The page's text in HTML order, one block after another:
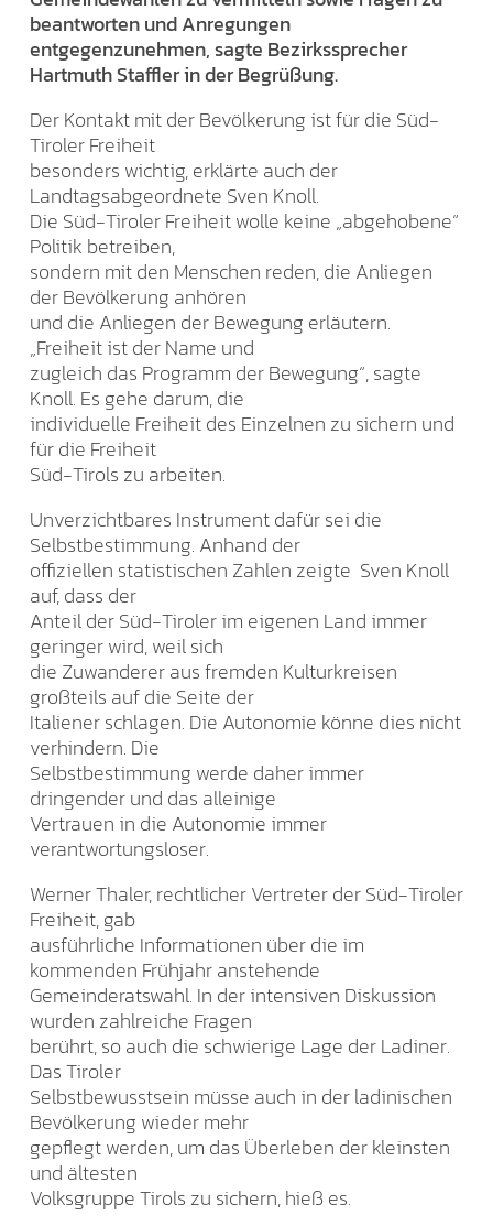
beantworten und Anregungen
entgegenzunehmen, sagte Bezirkssprecher
Hartmuth Staffler in der Begrüßung.
Der Kontakt mit der Bevölkerung ist für die Süd-
Tiroler Freiheit
besonders wichtig, erklärte auch der
Landtagsabgeordnete Sven Knoll.
Die Süd-Tiroler Freiheit wolle keine „abgehobene“
Politik betreiben,
sondern mit den Menschen reden, die Anliegen
der Bevölkerung anhören
und die Anliegen der Bewegung erläutern.
„Freiheit ist der Name und
zugleich das Programm der Bewegung“, sagte
Knoll. Es gehe darum, die
individuelle Freiheit des Einzelnen zu sichern und
für die Freiheit
Süd-Tirols zu arbeiten.
Unverzichtbares Instrument dafür sei die
Selbstbestimmung. Anhand der
offiziellen statistischen Zahlen zeigte Sven Knoll
auf, dass der
Anteil der Süd-Tiroler im eigenen Land immer
geringer wird, weil sich
die Zuwanderer aus fremden Kulturkreisen
großteils auf die Seite der
Italiener schlagen. Die Autonomie könne dies nicht
verhindern. Die
Selbstbestimmung werde daher immer
dringender und das alleinige
Vertrauen in die Autonomie immer
verantwortungsloser.
Werner Thaler, rechtlicher Vertreter der Süd-Tiroler
Freiheit, gab
ausführliche Informationen über die im
kommenden Frühjahr anstehende
Gemeinderatswahl. In der intensiven Diskussion
wurden zahlreiche Fragen
berührt, so auch die schwierige Lage der Ladiner.
Das Tiroler
Selbstbewusstsein müsse auch in der ladinischen
Bevölkerung wieder mehr
gepflegt werden, um das Überleben der kleinsten
und ältesten
Volksgruppe Tirols zu sichern, hieß es.